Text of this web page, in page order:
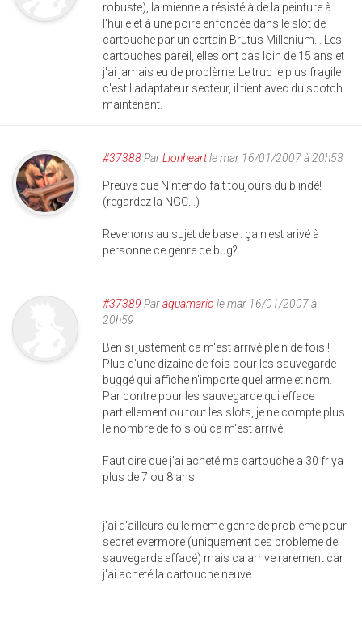
robuste), la mienne a résisté à de la peinture à
l'huile et à une poire enfoncée dans le slot de
cartouche par un certain Brutus Millenium... Les
cartouches pareil, elles ont pas loin de 15 ans et
j'ai jamais eu de problème. Le truc le plus fragile
c'est l'adaptateur secteur, il tient avec du scotch
maintenant.
#37388ParLionheartle mar 16/01/2007 à 20h53
Preuve que Nintendo fait toujours du blindé!
(regardez la NGC...)
Revenons au sujet de base : ça n'est arivé à
personne ce genre de bug?
#37389 Paraquamario le mar 16/01/2007 à
20h59
Ben si justement ca m'est arrivé plein de fois!!
Plus d'une dizaine de fois pour les sauvegarde
buggé qui affiche n'importe quel arme et nom.
Par contre pour les sauvegarde qui efface
partiellement ou tout les slots, je ne compte plus
le nombre de fois où ca m'est arrivé!
Faut dire que j'ai acheté ma cartouche a 30 fr ya
plus de 7 ou 8 ans
j'ai d'ailleurs eu le meme genre de probleme pour
secret evermore (uniquement des probleme de
sauvegarde effacé) mais ca arrive rarement car
j'ai acheté la cartouche neuve.